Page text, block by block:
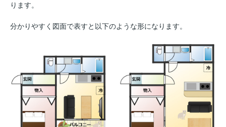
ります。
分かりやすく図面で表すと以下のような形になります。